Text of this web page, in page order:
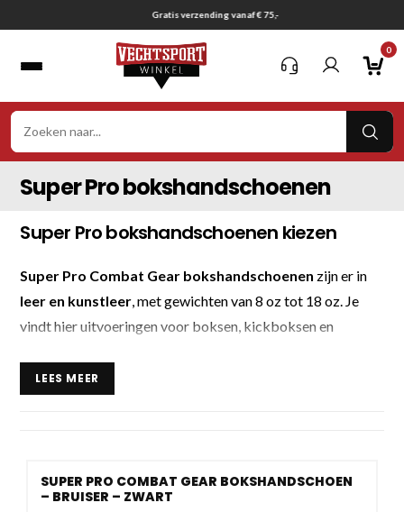
naar
Gratis verzending vanaf € 75,-
0
Super Pro bokshandschoenen
Super Pro bokshandschoenen kiezen
Super Pro Combat Gear bokshandschoenen zijn er in
leer en kunstleer, met gewichten van 8 oz tot 18 oz. Je
vindt hier uitvoeringen voor boksen, kickboksen en
goud.
damesmodel, zonder nadruk op een officieel bondslabel.
LEES MEER
SUPER PRO COMBAT GEAR BOKSHANDSCHOEN
– BRUISER – ZWART